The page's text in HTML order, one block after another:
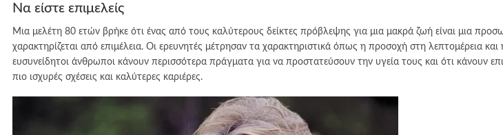
Να είστε επιμελείς
Μια μελέτη 80 ετών βρήκε ότι ένας από τους καλύτερους δείκτες πρόβλεψης για μια μακρά ζωή είναι μια
χαρακτηρίζεται από επιμέλεια. Οι ερευνητές μέτρησαν τα χαρακτηριστικά όπως η προσοχή στη λεπτομέρεια και
ευσυνείδητοι άνθρωποι κάνουν περισσότερα πράγματα για να προστατεύσουν την υγεία τους και ότι κάνουν
πιο ισχυρές σχέσεις και καλύτερες καριέρες.